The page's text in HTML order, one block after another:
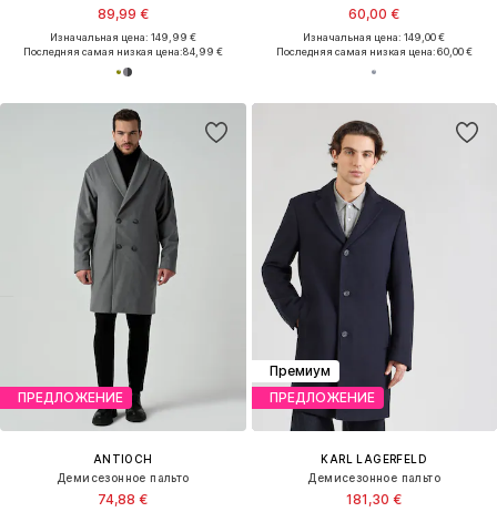
89,99 €
Изначальная цена: 149,99 €
Последняя самая низкая цена:84,99 €
60,00 €
Изначальная цена: 149,00 €
Последняя самая низкая цена:60,00 €
ПРЕДЛОЖЕНИЕ
ANTIOCH
Демисезонное пальто
74,88 €
Премиум
ПРЕДЛОЖЕНИЕ
KARL LAGERFELD
Демисезонное пальто
181,30 €